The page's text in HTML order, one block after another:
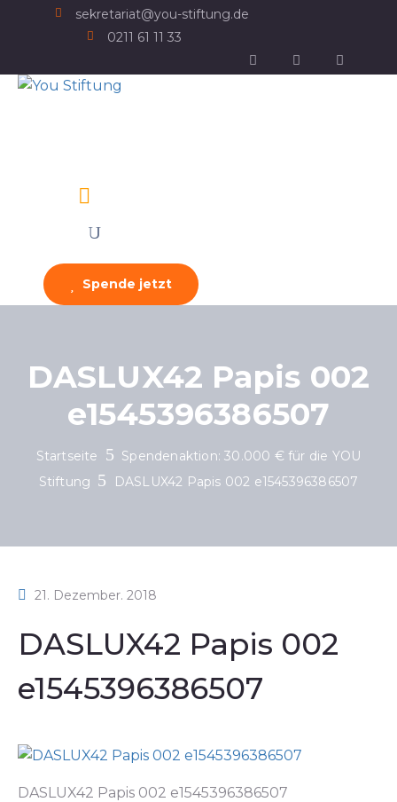
sekretariat@you-stiftung.de
0211 61 11 33
Spende jetzt
DASLUX42 Papis 002
e1545396386507
Startseite
Spendenaktion: 30.000 € für die YOU
Stiftung
DASLUX42 Papis 002 e1545396386507
21. Dezember. 2018
DASLUX42 Papis 002
e1545396386507
DASLUX42 Papis 002 e1545396386507